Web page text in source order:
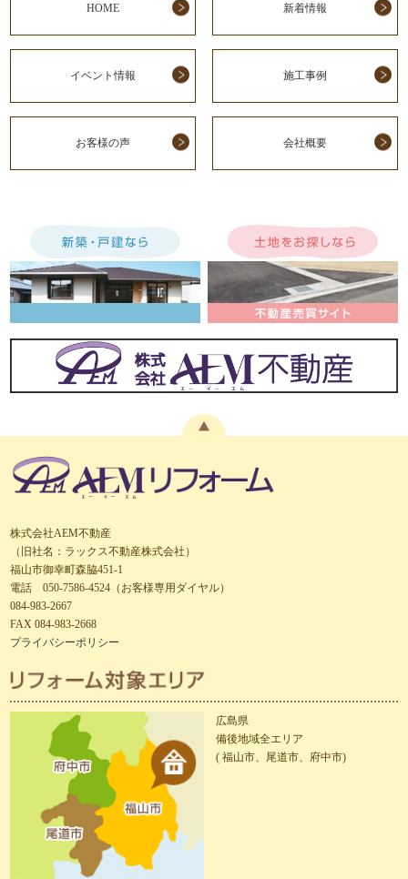
HOME 新着情報
イベント情報 施工事例
お客様の声 会社概要
株式会社AEM不動産
（旧社名：ラックス不動産株式会社）
福山市御幸町森脇451-1
電話 050-7586-4524（お客様専用ダイヤル）
084-983-2667
FAX 084-983-2668
プライバシーポリシー
広島県
備後地域全エリア
( 福山市、尾道市、府中市)